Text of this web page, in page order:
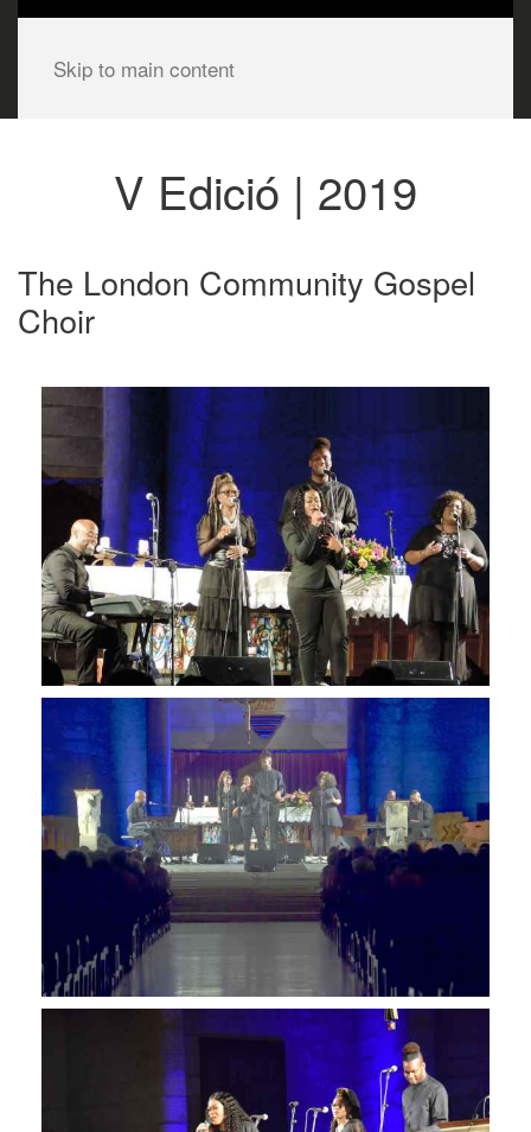
Skip to main content
V Edició | 2019
The London Community Gospel
Choir